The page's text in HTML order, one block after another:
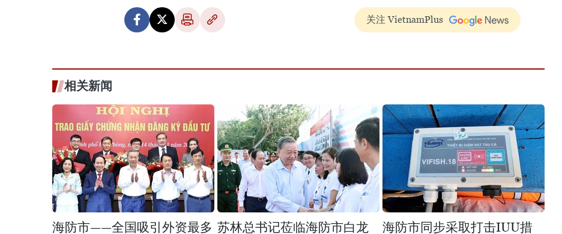
关注 VietnamPlus
相关新闻
海防市——全国吸引外资最多 苏林总书记莅临海防市白龙
海防市同步采取打击IUU措